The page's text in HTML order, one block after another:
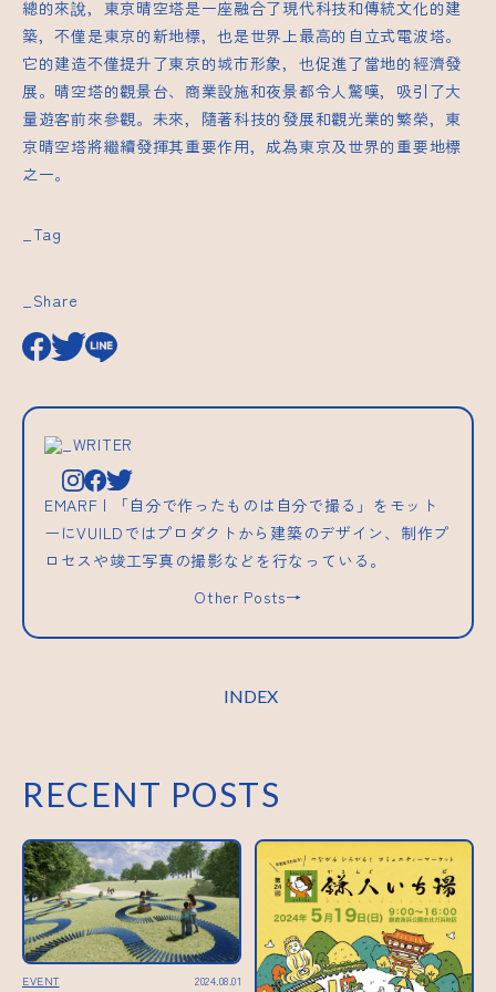
總的來說，東京晴空塔是一座融合了現代科技和傳統文化的建
築，不僅是東京的新地標，也是世界上最高的自立式電波塔。
它的建造不僅提升了東京的城市形象，也促進了當地的經濟發
展。晴空塔的觀景台、商業設施和夜景都令人驚嘆，吸引了大
量遊客前來參觀。未來，隨著科技的發展和觀光業的繁榮，東
京晴空塔將繼續發揮其重要作用，成為東京及世界的重要地標
之一。
_Tag
_Share
_WRITER
EMARF | 「自分で作ったものは自分で撮る」をモット
ーにVUILDではプロダクトから建築のデザイン、制作プ
ロセスや竣工写真の撮影などを行なっている。
Other Posts→
INDEX
RECENT POSTS
EVENT 2024.08.01